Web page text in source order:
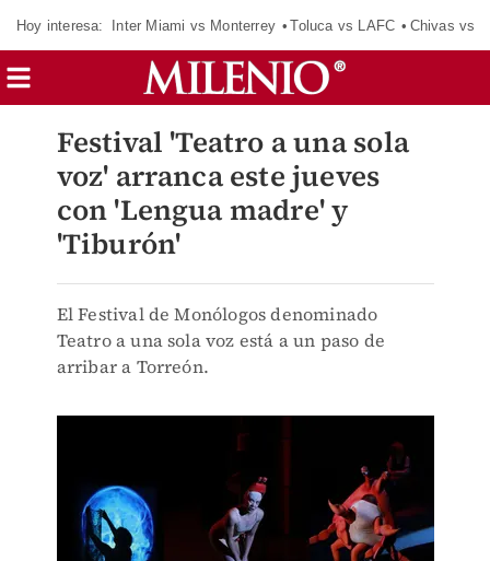
Hoy interesa: Inter Miami vs Monterrey Toluca vs LAFC Chivas vs
Festival 'Teatro a una sola
voz' arranca este jueves
con 'Lengua madre' y
'Tiburón'
El Festival de Monólogos denominado
Teatro a una sola voz está a un paso de
arribar a Torreón.